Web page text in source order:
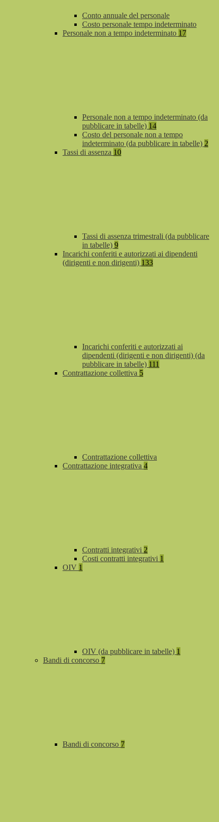
Conto annuale del personale
Costo personale tempo indeterminato
Personale non a tempo indeterminato 17
Personale non a tempo indeterminato (da
pubblicare in tabelle) 14
Costo del personale non a tempo
indeterminato (da pubblicare in tabelle) 2
Tassi di assenza 10
Tassi di assenza trimestrali (da pubblicare
in tabelle) 9
Incarichi conferiti e autorizzati ai dipendenti
(dirigenti e non dirigenti) 133
Incarichi conferiti e autorizzati ai
dipendenti (dirigenti e non dirigenti) (da
pubblicare in tabelle) 111
Contrattazione collettiva 5
Contrattazione collettiva
Contrattazione integrativa 4
Contratti integrativi 2
Costi contratti integrativi 1
OIV 1
OIV (da pubblicare in tabelle) 1
Bandi di concorso 7
Bandi di concorso 7